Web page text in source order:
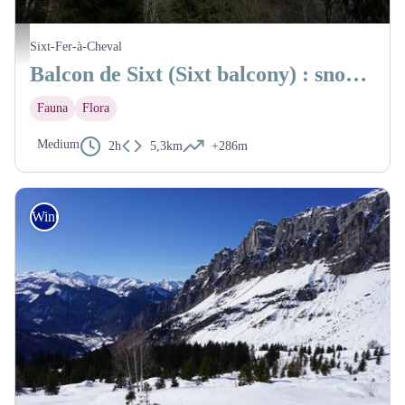
Pointe de Ressassat - @julietteBuret
Sixt-Fer-à-Cheval
Balcon de Sixt (Sixt balcony) : snowshoeing in Sixt-Fer-à-Cheval
Fauna Flora
Medium 2h 5,3km +286m
Winter Hike